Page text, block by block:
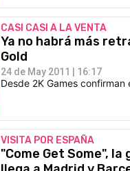
CASI CASI A LA VENTA
Ya no habrá más
Gold
24 de May 2011 | 16:17
Desde 2K Games
VISITA POR ESPAÑA
"Come Get Some",